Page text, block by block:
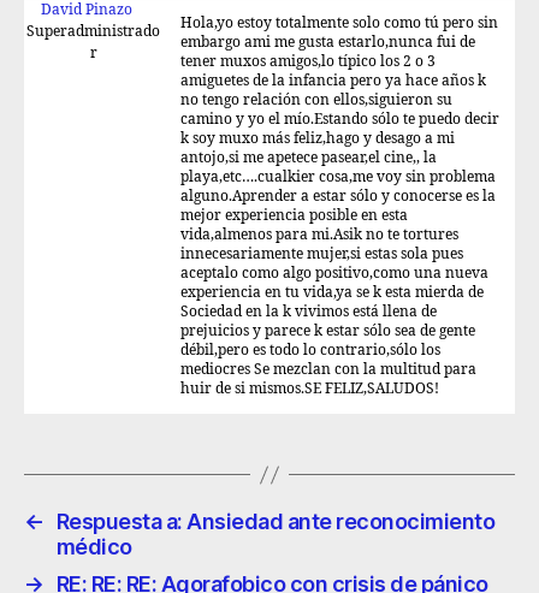
David Pinazo
Superadministrado
r
Hola,yo estoy totalmente solo como tú pero sin
embargo ami me gusta estarlo,nunca fui de
tener muxos amigos,lo típico los 2 o 3
amiguetes de la infancia pero ya hace años k
no tengo relación con ellos,siguieron su
camino y yo el mío.Estando sólo te puedo decir
k soy muxo más feliz,hago y desago a mi
antojo,si me apetece pasear,el cine,, la
playa,etc….cualkier cosa,me voy sin problema
alguno.Aprender a estar sólo y conocerse es la
mejor experiencia posible en esta
vida,almenos para mi.Asik no te tortures
innecesariamente mujer,si estas sola pues
aceptalo como algo positivo,como una nueva
experiencia en tu vida,ya se k esta mierda de
Sociedad en la k vivimos está llena de
prejuicios y parece k estar sólo sea de gente
débil,pero es todo lo contrario,sólo los
mediocres Se mezclan con la multitud para
huir de si mismos.SE FELIZ,SALUDOS!
←
Respuesta a: Ansiedad ante reconocimiento
médico
→
RE: RE: RE: Agorafobico con crisis de pánico